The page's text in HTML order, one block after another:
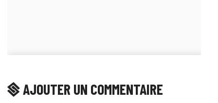
AJOUTER UN COMMENTAIRE